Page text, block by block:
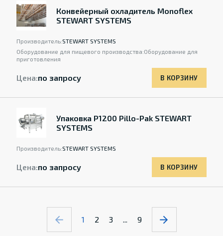
Конвейерный охладитель Monoflex
STEWART SYSTEMS
Производитель:STEWART SYSTEMS
Оборудование для пищевого производства:Оборудование для
приготовления
Цена:по запросу В КОРЗИНУ
Упаковка P1200 Pillo-Pak STEWART
SYSTEMS
Производитель:STEWART SYSTEMS
Цена:по запросу В КОРЗИНУ
1 2 3 ... 9